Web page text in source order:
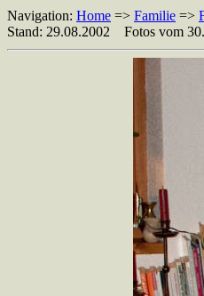
Navigation: Home => Familie =>
Stand: 29.08.2002 Fotos vom